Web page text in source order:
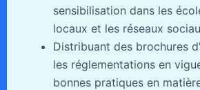
sensibilisation dans les
locaux et les réseaux
Distribuant des brochures
les réglementations en
bonnes pratiques en